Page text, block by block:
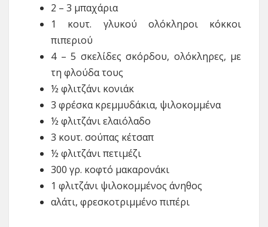
2 – 3 μπαχάρια
1 κουτ. γλυκού ολόκληροι κόκκοι
πιπεριού
4 – 5 σκελίδες σκόρδου, ολόκληρες, με
τη φλούδα τους
½ φλιτζάνι κονιάκ
3 φρέσκα κρεμμυδάκια, ψιλοκομμένα
½ φλιτζάνι ελαιόλαδο
3 κουτ. σούπας κέτσαπ
½ φλιτζάνι πετιμέζι
300 γρ. κοφτό μακαρονάκι
1 φλιτζάνι ψιλοκομμένος άνηθος
αλάτι, φρεσκοτριμμένο πιπέρι